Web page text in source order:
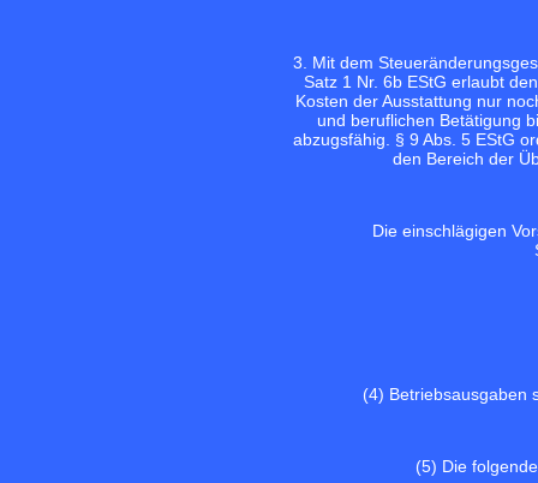
3. Mit dem
Satz 1 Nr. 6b EStG erlaubt
Kosten der Ausstattung nur
und beruflichen Betätigung
abzugsfähig. § 9 Abs. 5 EStG
den Bereich der
Die einschlägigen
(4) Betriebsausgaben
(5) Die